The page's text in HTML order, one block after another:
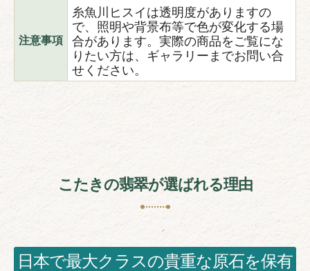
注意事項
糸魚川ヒスイは透明度がありますの
で、照明や背景布等で色が変化する場
合があります。実際の商品をご覧にな
りたい方は、ギャラリーまでお問い合
せください。
こたきの翡翠が選ばれる理由
日本で最大クラスの貴重な原石を保有